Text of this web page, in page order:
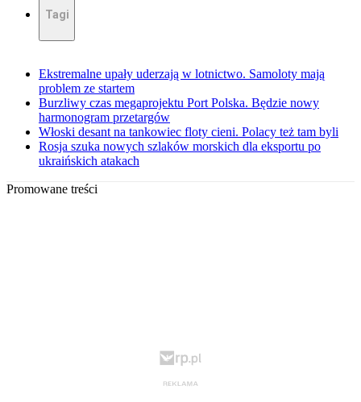
Tagi
Ekstremalne upały uderzają w lotnictwo. Samoloty mają
problem ze startem
Burzliwy czas megaprojektu Port Polska. Będzie nowy
harmonogram przetargów
Włoski desant na tankowiec floty cieni. Polacy też tam byli
Rosja szuka nowych szlaków morskich dla eksportu po
ukraińskich atakach
Promowane treści